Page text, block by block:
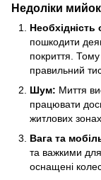
Недоліки
Необхідність
пошкодити
покриття.
правильний
Шум: Миття
працювати
житлових зонах.
Вага та
та важкими
оснащені